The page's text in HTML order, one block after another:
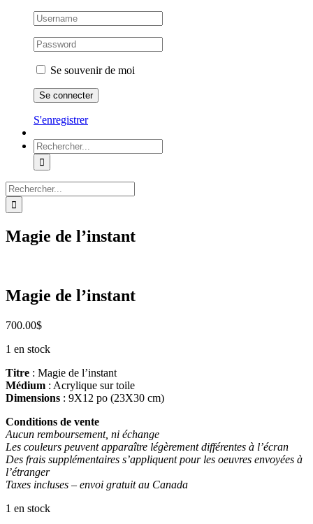
Se souvenir de moi
S'enregistrer
Rechercher:
Rechercher:
Magie de l’instant
Magie de l’instant
700.00$
1 en stock
Titre : Magie de l’instant
Médium : Acrylique sur toile
Dimensions : 9X12 po (23X30 cm)
Conditions de vente
Aucun remboursement, ni échange
Les couleurs peuvent apparaître légèrement différentes à l’écran
Des frais supplémentaires s’appliquent pour les oeuvres envoyées à
l’étranger
Taxes incluses – envoi gratuit au Canada
1 en stock